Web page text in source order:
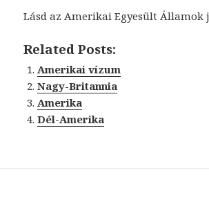
Lásd az Amerikai Egyesült Államok
Related Posts:
Amerikai vízum
Nagy-Britannia
Amerika
Dél-Amerika